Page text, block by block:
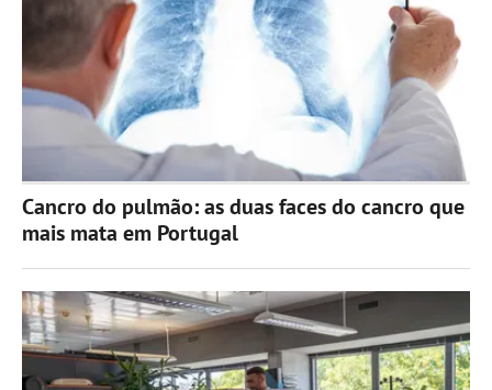
Cancro do pulmão: as duas faces do cancro que
mais mata em Portugal